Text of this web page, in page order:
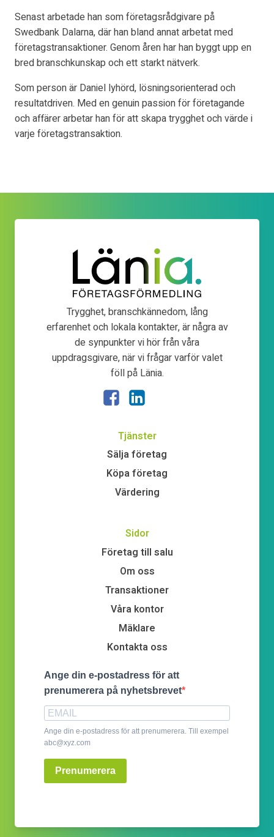
Senast arbetade han som företagsrådgivare på
Swedbank Dalarna, där han bland annat arbetat med
företagstransaktioner. Genom åren har han byggt upp en
bred branschkunskap och ett starkt nätverk.
Som person är Daniel lyhörd, lösningsorienterad och
resultatdriven. Med en genuin passion för företagande
och affärer arbetar han för att skapa trygghet och värde i
varje företagstransaktion.
Trygghet, branschkännedom, lång
erfarenhet och lokala kontakter, är några av
de synpunkter vi hör från våra
uppdragsgivare, när vi frågar varför valet
föll på Länia.
Tjänster
Sälja företag
Köpa företag
Värdering
Sidor
Företag till salu
Om oss
Transaktioner
Våra kontor
Mäklare
Kontakta oss
Ange din e-postadress för att
prenumerera på nyhetsbrevet
Ange din e-postadress för att prenumerera. Till exempel
abc@xyz.com
Prenumerera